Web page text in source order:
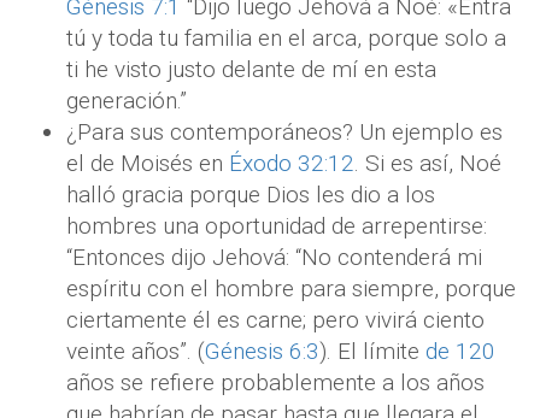
Génesis 7:1 “Dijo luego Jehová a Noé: «Entra
tú y toda tu familia en el arca, porque solo a
ti he visto justo delante de mí en esta
generación.”
¿Para sus contemporáneos? Un ejemplo es
el de Moisés en Éxodo 32:12. Si es así, Noé
halló gracia porque Dios les dio a los
hombres una oportunidad de arrepentirse:
“Entonces dijo Jehová: “No contenderá mi
espíritu con el hombre para siempre, porque
ciertamente él es carne; pero vivirá ciento
veinte años”. (Génesis 6:3). El límite de 120
años se refiere probablemente a los años